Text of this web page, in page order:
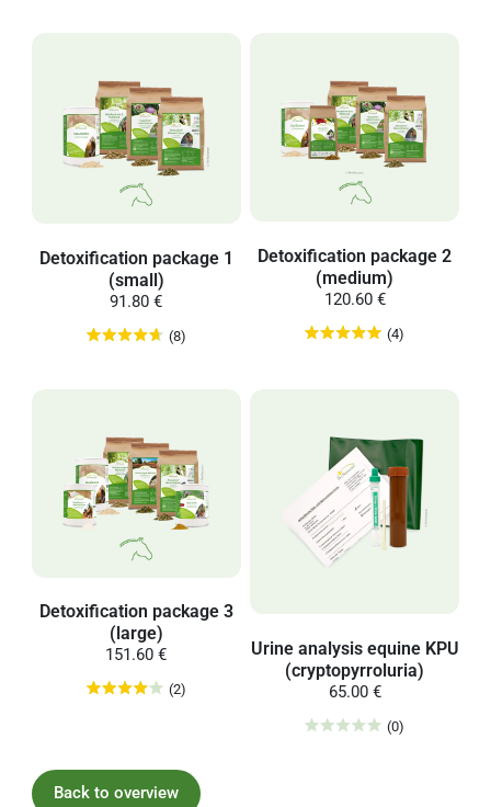
Detoxification package 1
(small)
91.80 €
(8)
Detoxification package 2
(medium)
120.60 €
(4)
Detoxification package 3
(large)
151.60 €
(2)
Urine analysis equine KPU
(cryptopyrroluria)
65.00 €
(0)
Back to overview